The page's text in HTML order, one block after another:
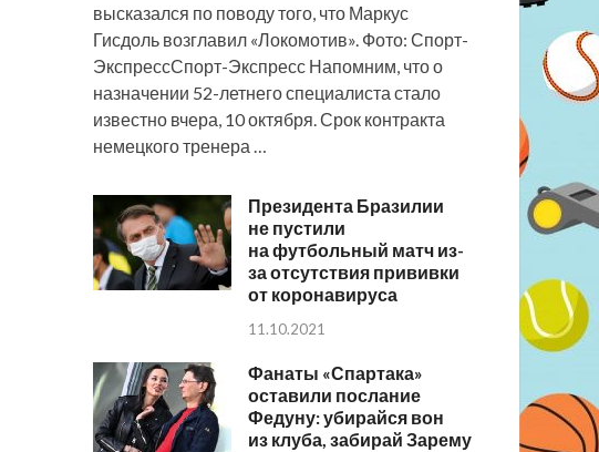
высказался по поводу того, что Маркус
Гисдоль возглавил «Локомотив». Фото: Спорт-
ЭкспрессСпорт-Экспресс Напомним, что о
назначении 52-летнего специалиста стало
известно вчера, 10 октября. Срок контракта
немецкого тренера …
Президента Бразилии
не пустили
на футбольный матч из-
за отсутствия прививки
от коронавируса
11.10.2021
Фанаты «Спартака»
оставили послание
Федуну: убирайся вон
из клуба, забирай Зарему